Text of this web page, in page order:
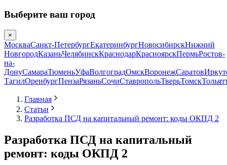
Выберите ваш город
×
МоскваСанкт-ПетербургЕкатеринбургНовосибирскНижний
НовгородКазаньЧелябинскКраснодарКрасноярскПермьРостов-
на-
ДонуСамараТюменьУфаВолгоградОмскВоронежСаратов
ТагилОренбургПензаРязаньСочиСтавропольТверьТомск
Главная
Статьи
Разработка ПСД на капитальный ремонт: коды ОКПД 2
Разработка ПСД на капитальный
ремонт: коды ОКПД 2